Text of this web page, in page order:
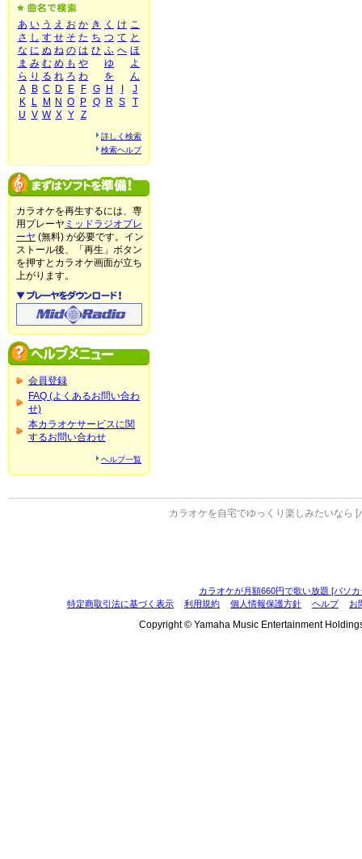
あ い う え お か き く け こ
さ し す せ そ た ち つ て と
な に ぬ ね の は ひ ふ へ ほ
ま み む め も や ゆ
よ
ら り る れ ろ わ を
ん
A
B C D E F G H
J
K
L M N O P Q R S
T
U V W X Y Z
詳しく検索
検索ヘルプ
カラオケを再生するには、専
用プレーヤ ミッドラジオプレ
ーヤ (無料) が必要です。イン
ストール後、「再生」ボタン
を押すとカラオケ画面が立ち
上がります。
会員登録
FAQ (よくあるお問い合わ
せ)
本カラオケサービスに関
するお問い合わせ
ヘルプ一覧
カラオケを自宅でゆっくり楽しみたいなら [
カラオケが月額660円で歌い放題 [パソ
特定商取引法に基づく表示
利用規約 個人情報保護方針 ヘルプ お
Copyright © Yamaha Music Entertainment